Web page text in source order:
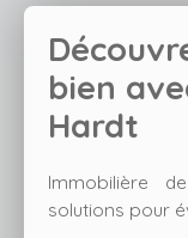
bien
Hardt
Immobilière
solutions pour